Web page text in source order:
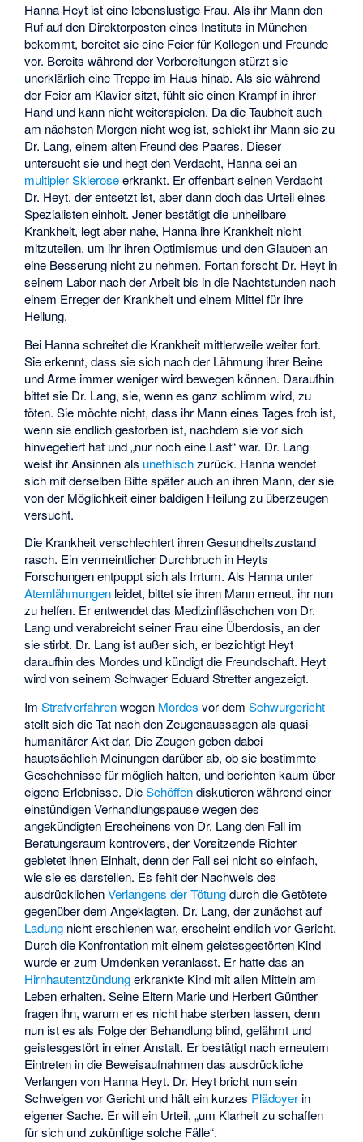
Hanna Heyt ist eine lebenslustige Frau. Als ihr Mann den
Ruf auf den Direktorposten eines Instituts in München
bekommt, bereitet sie eine Feier für Kollegen und Freunde
vor. Bereits während der Vorbereitungen stürzt sie
unerklärlich eine Treppe im Haus hinab. Als sie während
der Feier am Klavier sitzt, fühlt sie einen Krampf in ihrer
Hand und kann nicht weiterspielen. Da die Taubheit auch
am nächsten Morgen nicht weg ist, schickt ihr Mann sie zu
Dr. Lang, einem alten Freund des Paares. Dieser
untersucht sie und hegt den Verdacht, Hanna sei an
multipler Skleroseerkrankt. Er offenbart seinen Verdacht
Dr. Heyt, der entsetzt ist, aber dann doch das Urteil eines
Spezialisten einholt. Jener bestätigt die unheilbare
Krankheit, legt aber nahe, Hanna ihre Krankheit nicht
mitzuteilen, um ihr ihren Optimismus und den Glauben an
eine Besserung nicht zu nehmen. Fortan forscht Dr. Heyt in
seinem Labor nach der Arbeit bis in die Nachtstunden nach
einem Erreger der Krankheit und einem Mittel für ihre
Heilung.
Bei Hanna schreitet die Krankheit mittlerweile weiter fort.
Sie erkennt, dass sie sich nach der Lähmung ihrer Beine
und Arme immer weniger wird bewegen können. Daraufhin
bittet sie Dr. Lang, sie, wenn es ganz schlimm wird, zu
töten. Sie möchte nicht, dass ihr Mann eines Tages froh ist,
wenn sie endlich gestorben ist, nachdem sie vor sich
hinvegetiert hat und „nur noch eine Last“ war. Dr. Lang
weist ihr Ansinnen als unethischzurück. Hanna wendet
sich mit derselben Bitte später auch an ihren Mann, der sie
von der Möglichkeit einer baldigen Heilung zu überzeugen
versucht.
Die Krankheit verschlechtert ihren Gesundheitszustand
rasch. Ein vermeintlicher Durchbruch in Heyts
Forschungen entpuppt sich als Irrtum. Als Hanna unter
Atemlähmungen leidet, bittet sie ihren Mann erneut, ihr nun
zu helfen. Er entwendet das Medizinfläschchen von Dr.
Lang und verabreicht seiner Frau eine Überdosis, an der
sie stirbt. Dr. Lang ist außer sich, er bezichtigt Heyt
daraufhin des Mordes und kündigt die Freundschaft. Heyt
wird von seinem Schwager Eduard Stretter angezeigt.
ImStrafverfahrenwegen Mordes vor demSchwurgericht
stellt sich die Tat nach den Zeugenaussagen als quasi-
humanitärer Akt dar. Die Zeugen geben dabei
hauptsächlich Meinungen darüber ab, ob sie bestimmte
Geschehnisse für möglich halten, und berichten kaum über
eigene Erlebnisse. DieSchöffendiskutieren während einer
einstündigen Verhandlungspause wegen des
angekündigten Erscheinens von Dr. Lang den Fall im
Beratungsraum kontrovers, derVorsitzende Richter
gebietet ihnen Einhalt, denn der Fall sei nicht so einfach,
wie sie es darstellen. Es fehlt der Nachweis des
ausdrücklichenVerlangens der Tötungdurch die Getötete
gegenüber dem Angeklagten. Dr. Lang, der zunächst auf
Ladung nicht erschienen war, erscheint endlich vor Gericht.
Durch die Konfrontation mit einem geistesgestörten Kind
wurde er zum Umdenken veranlasst. Er hatte das an
Hirnhautentzündungerkrankte Kind mit allen Mitteln am
Leben erhalten. Seine Eltern Marie und Herbert Günther
fragen ihn, warum er es nicht habe sterben lassen, denn
nun ist es als Folge der Behandlung blind, gelähmt und
geistesgestört in einer Anstalt. Er bestätigt nach erneutem
Eintreten in die Beweisaufnahmen das ausdrückliche
Verlangen von Hanna Heyt. Dr. Heyt bricht nun sein
Schweigen vor Gericht und hält ein kurzes Plädoyer in
eigener Sache. Er will ein Urteil, „um Klarheit zu schaffen
für sich und zukünftige solche Fälle“.